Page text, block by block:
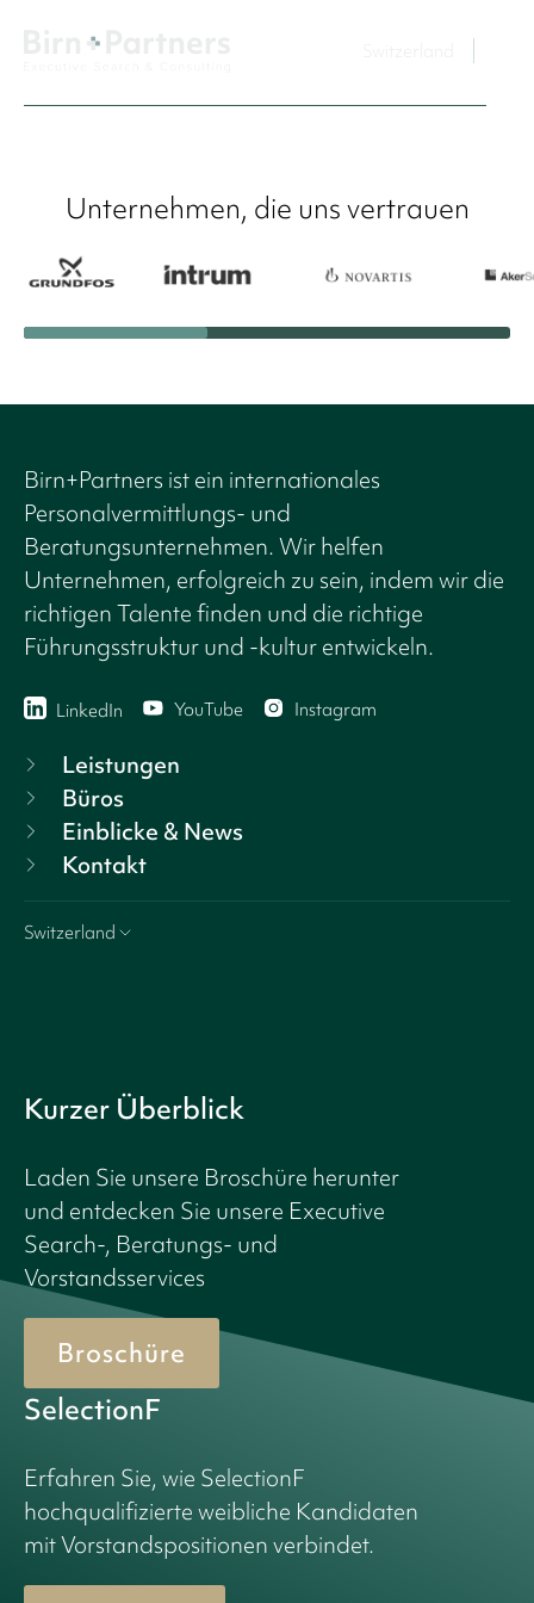
Unternehmen, die uns vertrauen
Birn+Partners ist ein internationales
Personalvermittlungs- und
Beratungsunternehmen. Wir helfen
Unternehmen, erfolgreich zu sein, indem wir die
richtigen Talente finden und die richtige
Führungsstruktur und -kultur entwickeln.
LinkedIn YouTube Instagram
Leistungen
Büros
Einblicke & News
Kontakt
Switzerland
Kurzer Überblick
Laden Sie unsere Broschüre herunter
und entdecken Sie unsere Executive
Search-, Beratungs- und
Vorstandsservices
Broschüre
SelectionF
Erfahren Sie, wie SelectionF
hochqualifizierte weibliche Kandidaten
mit Vorstandspositionen verbindet.